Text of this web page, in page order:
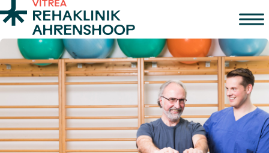
Zum Inhalt springen